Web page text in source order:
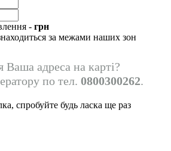
- грн
за межами наших зон
Ваша адреса на карті?
по тел. 0800300262.
спробуйте будь ласка ще раз